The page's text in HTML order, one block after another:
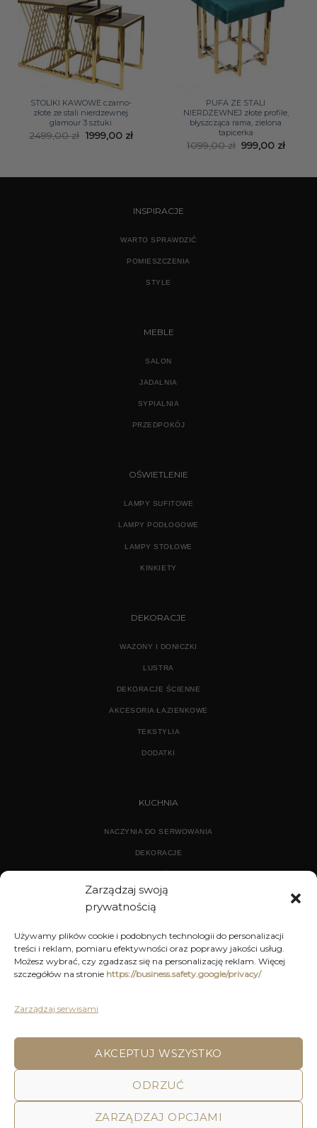
Zarządzaj swoją
prywatnością
Używamy plików cookie i podobnych technologii do personalizacji
treści i reklam, pomiaru efektywności oraz poprawy jakości usług.
Możesz wybrać, czy zgadzasz się na personalizację reklam. Więcej
szczegółów na stronie https://business.safety.google/privacy/
Zarządzaj serwisami
AKCEPTUJ WSZYSTKO
ODRZUĆ
ZARZĄDZAJ OPCJAMI
STOLIKI KAWOWE czarno-
złote ze stali nierdzewnej
glamour 3 sztuki
2499,00zł Pierwotna
cena
1999,00 złAktualna
PUFA ZE STALI
NIERDZEWNEJ złote profile,
błyszcząca rama, zielona
tapicerka
1099,00zł Pierwotna
cena
999,00 zł
INSPIRACJE
WARTO SPRAWDZIĆ
POMIESZCZENIA
STYLE
MEBLE
SALON
JADALNIA
SYPIALNIA
PRZEDPOKÓJ
OŚWIETLENIE
LAMPY SUFITOWE
LAMPY PODŁOGOWE
LAMPY STOŁOWE
KINKIETY
DEKORACJE
WAZONY I DONICZKI
LUSTRA
DEKORACJE ŚCIENNE
AKCESORIA ŁAZIENKOWE
TEKSTYLIA
DODATKI
KUCHNIA
NACZYNIA DO SERWOWANIA
DEKORACJE
DEKORACJE
KUCHNIA
POLITYKA PRYWATNOŚCI
REGULAMIN SKLEPU ON-LINE
DECOR AND YOU
Decor & You | Home Decorations | Home Accessories |